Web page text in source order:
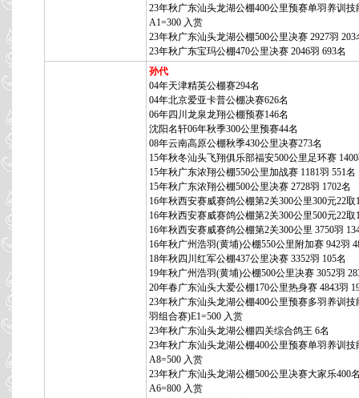
23年秋广东汕头龙湖公棚400公里预赛单羽养训技
A1=300 入赏
23年秋广东汕头龙湖公棚500公里决赛 2927羽 203
23年秋广东宝玛公棚470公里决赛 2046羽 693名
孙代
04年天津精英公棚赛294名
04年北京爱亚卡普公棚决赛626名
06年四川龙泉龙翔公棚预赛146名
沈阳名轩06年秋季300公里预赛44名
08年云南高原公棚秋季430公里决赛273名
15年秋冬汕头飞翔俱乐部福安500公里足环赛
15年秋广东浓翔公棚550公里加战赛 1181羽 551名
15年秋广东浓翔公棚500公里决赛 2728羽 1702名
16年秋西安赛威赛鸽公棚第2关300公里300元22取
16年秋西安赛威赛鸽公棚第2关300公里500元22取
16年秋西安赛威赛鸽公棚第2关300公里 3750羽
16年秋广州浩羽(黄埔)公棚550公里附加赛 942羽
18年秋四川红军公棚437公里决赛 3352羽 105名
19年秋广州浩羽(黄埔)公棚500公里决赛 3052羽
20年春广东汕头大爱公棚170公里热身赛 4843羽
23年秋广东汕头龙湖公棚400公里预赛多羽养训技
羽组合赛)E1=500 入赏
23年秋广东汕头龙湖公棚四关综合鸽王 6名
23年秋广东汕头龙湖公棚400公里预赛单羽养训技
A8=500 入赏
23年秋广东汕头龙湖公棚500公里决赛大家乐400
A6=800 入赏